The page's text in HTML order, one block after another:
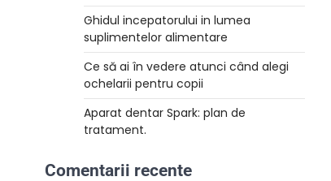
Ghidul incepatorului in lumea
suplimentelor alimentare
Ce să ai în vedere atunci când alegi
ochelarii pentru copii
Aparat dentar Spark: plan de
tratament.
Comentarii recente